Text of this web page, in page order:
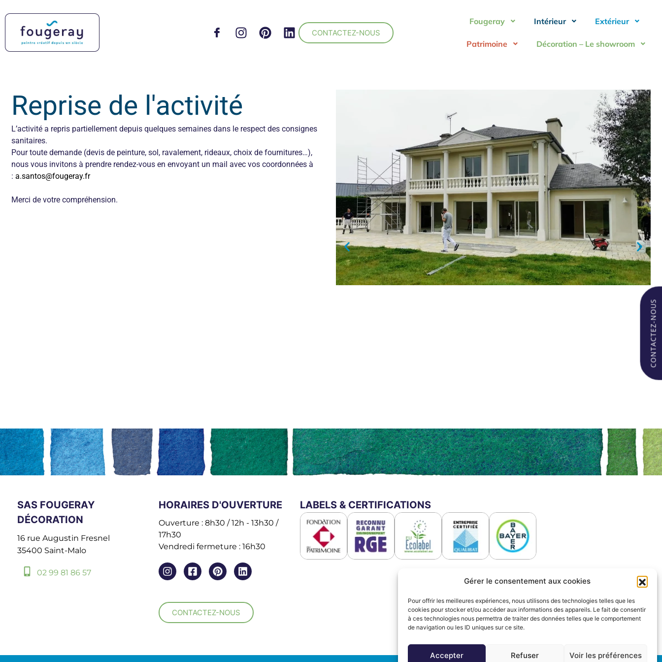
Gérer le consentement aux cookies
Pour offrir les meilleures expériences, nous utilisons des technologies telles que les
cookies pour stocker et/ou accéder aux informations des appareils. Le fait de consentir
à ces technologies nous permettra de traiter des données telles que le comportement
de navigation ou les ID uniques sur ce site.
Accepter Refuser Voir les préférences
CONTACTEZ-NOUS
Fougeray Intérieur Extérieur
Patrimoine Décoration – Le showroom
Reprise de l'activité
L’activité a repris partiellement depuis quelques semaines dans le respect des consignes
sanitaires.
Pour toute demande (devis de peinture, sol, ravalement, rideaux, choix de fournitures…),
nous vous invitons à prendre rendez-vous en envoyant un mail avec vos coordonnées à
:a.santos@fougeray.fr
Merci de votre compréhension.
SAS FOUGERAY
DÉCORATION
16 rue Augustin Fresnel
35400 Saint-Malo
02 99 81 86 57
HORAIRES D'OUVERTURE
Ouverture : 8h30 / 12h - 13h30 /
17h30
Vendredi fermeture : 16h30
CONTACTEZ-NOUS
LABELS & CERTIFICATIONS
CONTACTEZ-NOUS